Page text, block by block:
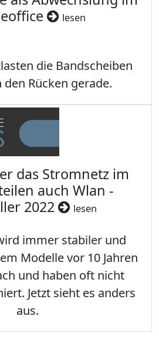
lesen
die Bandscheiben
Rücken gerade.
das Stromnetz im
auch Wlan -
2022
lesen
immer stabiler und
Modelle vor 10 Jahren
und haben oft nicht
Jetzt sieht es anders
aus.